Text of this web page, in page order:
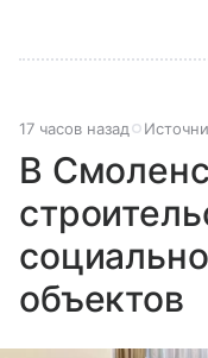
17 часов назад
В
объектов